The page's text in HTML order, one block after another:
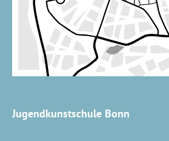
Jugendkunstschule Bonn